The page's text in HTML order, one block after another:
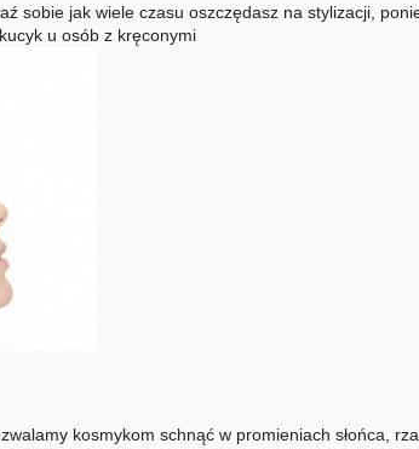
sobie jak wiele czasu oszczędasz na stylizacji,
u osób z kręconymi
kosmykom schnąć w promieniach słońca,